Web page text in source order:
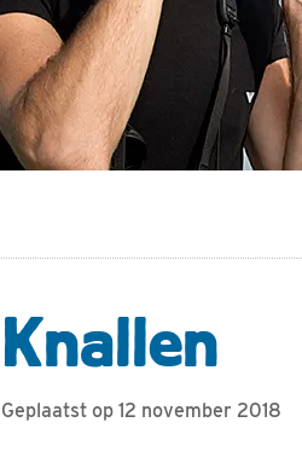
Knallen
Geplaatst op 12 november 2018